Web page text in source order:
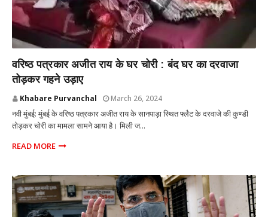
वरिष्ठ पत्रकार अजीत राय के घर चोरी : बंद घर का दरवाजा
तोड़कर गहने उड़ाए
Khabare Purvanchal March 26, 2024
नवी मुंबई: मुंबई के वरिष्ठ पत्रकार अजीत राय के सानपाड़ा स्थित फ्लैट के दरवाजे की कुण्डी
तोड़कर चोरी का मामला सामने आया है। मिली ज...
READ MORE